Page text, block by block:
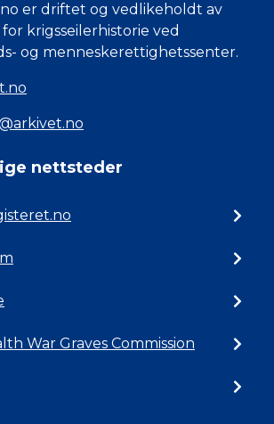
er driftet og vedlikeholdt av
krigsseilerhistorie ved
og menneskerettighetssenter.
nettsteder
War Graves Commission